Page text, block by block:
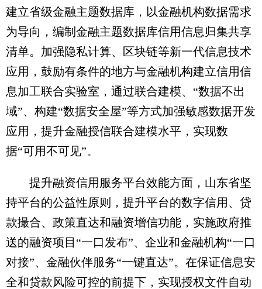
建立省级金融主题数据库，以金融机构数据需求
为导向，编制金融主题数据库信用信息归集共享
清单。加强隐私计算、区块链等新一代信息技术
应用，鼓励有条件的地方与金融机构建立信用信
息加工联合实验室，通过联合建模、“数据不出
域”、构建“数据安全屋”等方式加强敏感数据开发
应用，提升金融授信联合建模水平，实现数
据“可用不可见”。
提升融资信用服务平台效能方面，山东省坚
持平台的公益性原则，提升平台的数字信用、贷
款撮合、政策直达和融资增信功能，实施政府推
送的融资项目“一口发布”、企业和金融机构“一口
对接”、金融伙伴服务“一键直达”。在保证信息安
全和贷款风险可控的前提下，实现授权文件自动